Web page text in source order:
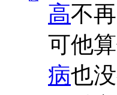
高不再
可他
病也